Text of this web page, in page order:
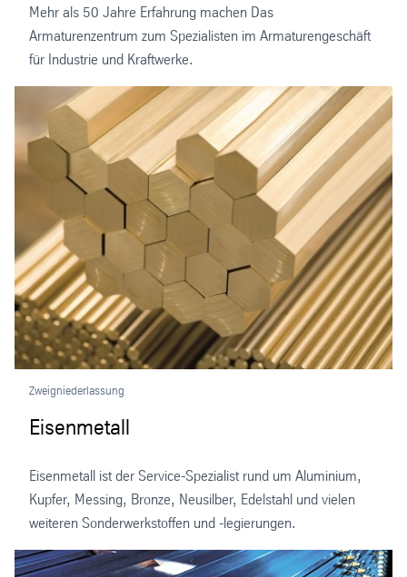
Mehr als 50 Jahre Erfahrung machen Das
Armaturenzentrum zum Spezialisten im Armaturengeschäft
für Industrie und Kraftwerke.
Zweigniederlassung
Eisenmetall
Eisenmetall ist der Service-Spezialist rund um Aluminium,
Kupfer, Messing, Bronze, Neusilber, Edelstahl und vielen
weiteren Sonderwerkstoffen und -legierungen.